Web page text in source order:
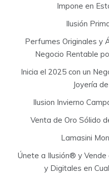
Impone en
Ilusión
Perfumes Originales y
Negocio Rentable
Inicia el 2025 con un
Joyería
Ilusion Invierno
Venta de Oro Sólido
Lamasini
Únete a Ilusión® y
y Digitales en